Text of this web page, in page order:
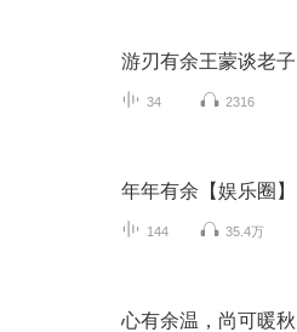
游刃有余王蒙谈老子
34 2316
年年有余【娱乐圈】
144 35.4万
心有余温，尚可暖秋